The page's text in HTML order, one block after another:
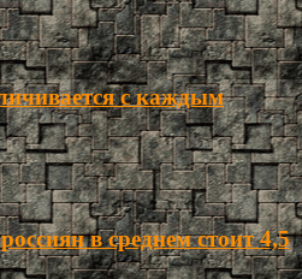
с каждым
в среднем стоит 4,5